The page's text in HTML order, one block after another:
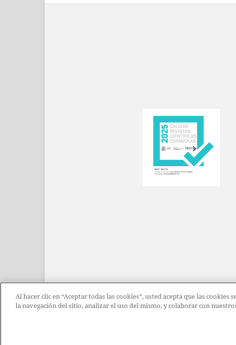
Al hacer clic en “Aceptar todas las cookies”, usted acepta que las
la navegación del sitio, analizar el uso del mismo, y colaborar con